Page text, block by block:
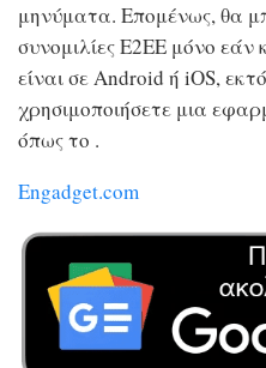
μηνύματα. Επομένως, θα
συνομιλίες E2EE μόνο
είναι σε Android ή iOS,
χρησιμοποιήσετε μια
όπως το .
Engadget.com